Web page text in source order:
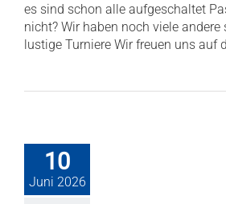
es sind schon alle aufgeschaltet
nicht? Wir haben noch viele andere
lustige Turniere Wir freuen uns auf
10
Juni 2026